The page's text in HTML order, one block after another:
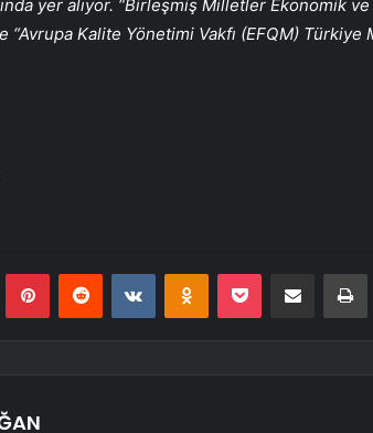
yer alıyor. “Birleşmiş Milletler Ekonomik
“Avrupa Kalite Yönetimi Vakfı (EFQM)
PinterestReddit VKontakteOdnoklassniki
Pocket E-Posta ile paylaş